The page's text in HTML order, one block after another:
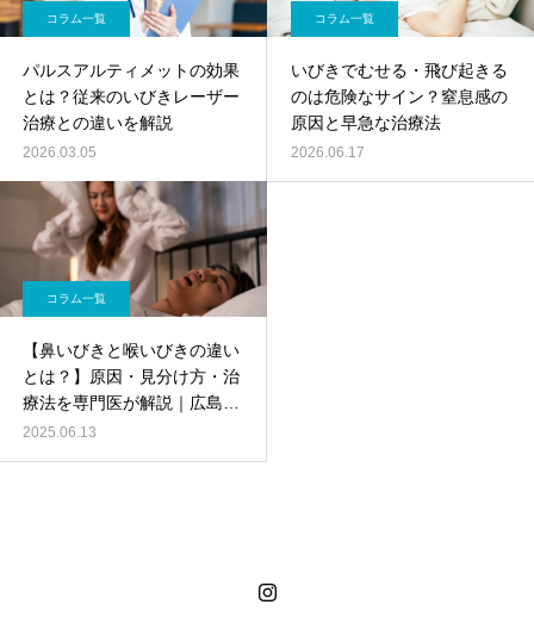
コラム一覧
パルスアルティメットの効果
とは？従来のいびきレーザー
治療との違いを解説
2026.03.05
コラム一覧
いびきでむせる・飛び起きる
のは危険なサイン？窒息感の
原因と早急な治療法
2026.06.17
コラム一覧
【鼻いびきと喉いびきの違い
とは？】原因・見分け方・治
療法を専門医が解説｜広島い
びきクリニック
2025.06.13